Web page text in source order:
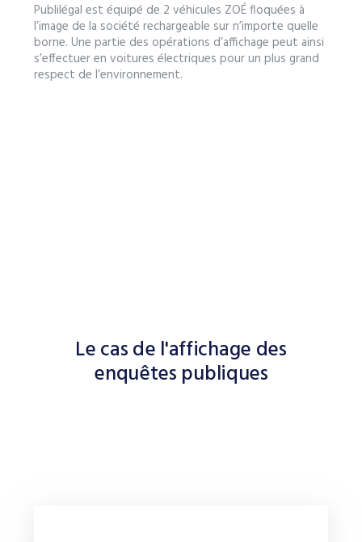
Publilégal est équipé de 2 véhicules ZOÉ floquées à
l’image de la société rechargeable sur n’importe quelle
borne. Une partie des opérations d’affichage peut ainsi
s’effectuer en voitures électriques pour un plus grand
respect de l’environnement.
Le cas de l'affichage des
enquêtes publiques